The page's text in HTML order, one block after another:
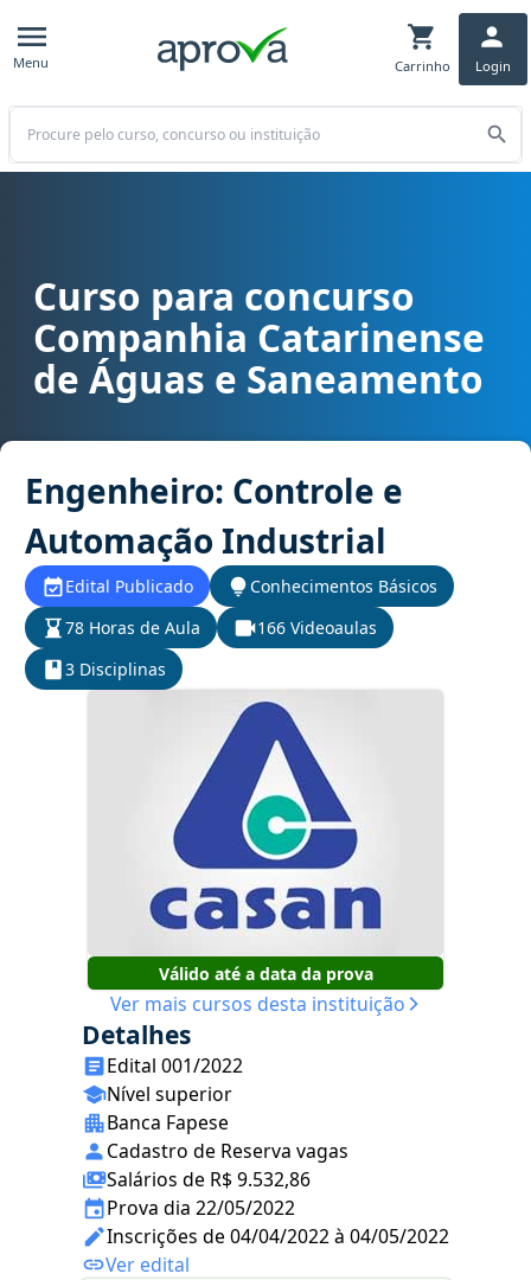
Menu Carrinho Login
Buscar
Curso para concurso CASAN SC - Companhia Catarinense de
Curso para concurso
Companhia Catarinense
de Águas e Saneamento
Engenheiro: Controle e
Automação Industrial
Edital Publicado
Conhecimentos Básicos
78 Horas de Aula
166 Videoaulas
3 Disciplinas
Válido até a data da prova
Ver mais cursos desta instituição
Detalhes
Edital 001/2022
Nível superior
Banca Fapese
Cadastro de Reserva vagas
Salários de R$ 9.532,86
Prova dia 22/05/2022
Inscrições de 04/04/2022 à 04/05/2022
Ver edital